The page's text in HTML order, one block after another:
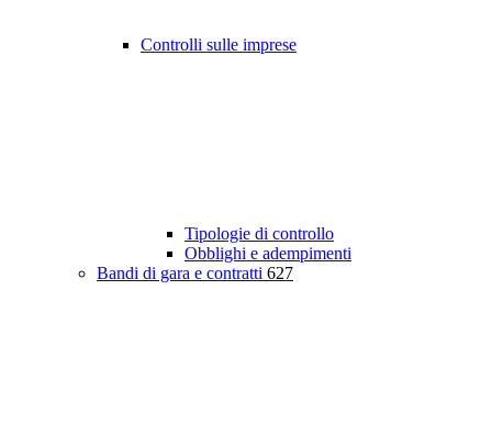
Controlli sulle imprese
Tipologie di controllo
Obblighi e adempimenti
Bandi di gara e contratti 627